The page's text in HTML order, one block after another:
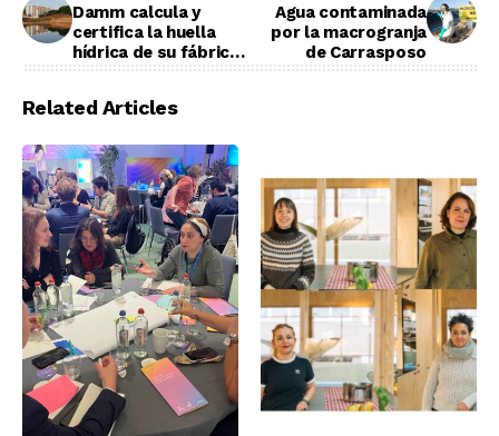
Damm calcula y
certifica la huella
hídrica de su fábrica
Agua contaminada
por la macrogranja
de Carrasposo
Related Articles